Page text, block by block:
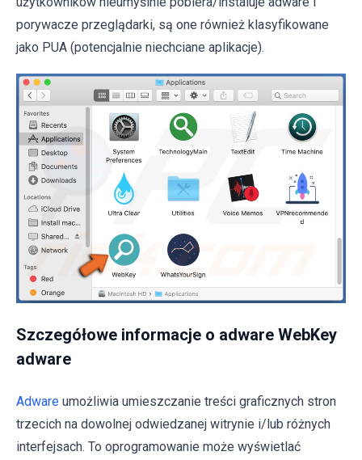
porywacze przeglądarki, są one również klasyfikowane
jako PUA (potencjalnie niechciane aplikacje).
Szczegółowe informacje o adware WebKey
adware
Adware umożliwia umieszczanie treści graficznych stron
trzecich na dowolnej odwiedzanej witrynie i/lub różnych
interfejsach. To oprogramowanie może wyświetlać